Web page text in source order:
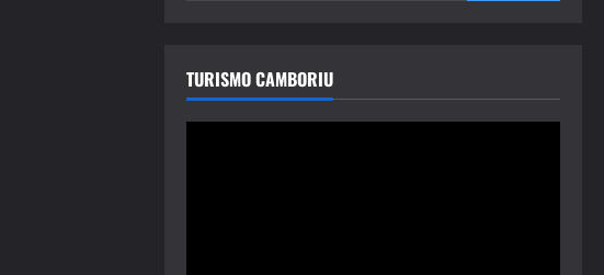
TURISMO CAMBORIU